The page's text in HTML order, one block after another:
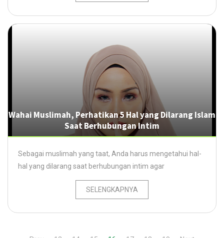
Wahai Muslimah, Perhatikan 5 Hal yang Dilarang Islam
Saat Berhubungan Intim
Sebagai muslimah yang taat, Anda harus mengetahui hal-
hal yang dilarang saat berhubungan intim agar
SELENGKAPNYA